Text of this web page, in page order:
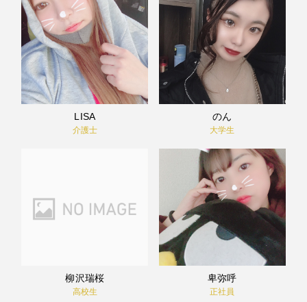
LISA
介護士
のん
大学生
柳沢瑞桜
高校生
卑弥呼
正社員